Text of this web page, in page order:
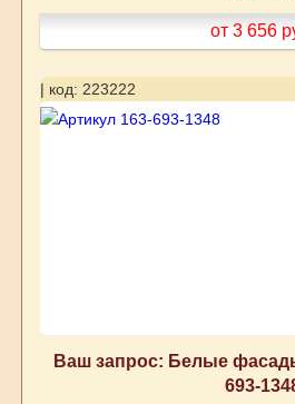
от 3 656
| код: 223222
Ваш запрос: Белые
693-